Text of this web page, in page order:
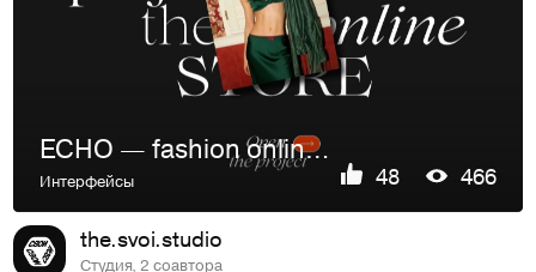
ECHO — fashion online store concept
Интерфейсы 48 466
the.svoi.studio
Студия, 2 соавтора